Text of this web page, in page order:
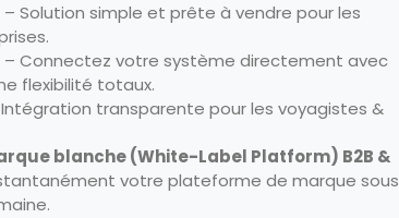
– Solution simple et prête à vendre pour les
– Connectez votre système directement avec
flexibilité totaux.
transparente pour les voyagistes &
blanche (White-Label Platform) B2B &
votre plateforme de marque sous